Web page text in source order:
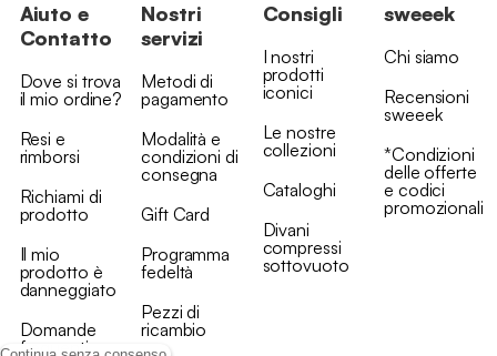
Aiuto e
Contatto
Dove si trova
il mio ordine?
Resi e
rimborsi
Richiami di
prodotto
Il mio
prodotto è
danneggiato
Domande
frequenti
Nostri
servizi
Metodi di
pagamento
Modalità e
condizioni di
consegna
Gift Card
Programma
fedeltà
Pezzi di
ricambio
Consigli
I nostri
prodotti
iconici
Le nostre
collezioni
Cataloghi
Divani
compressi
sottovuoto
sweeek
Chi siamo
Recensioni
sweeek
*Condizioni
delle offerte
e codici
promozionali